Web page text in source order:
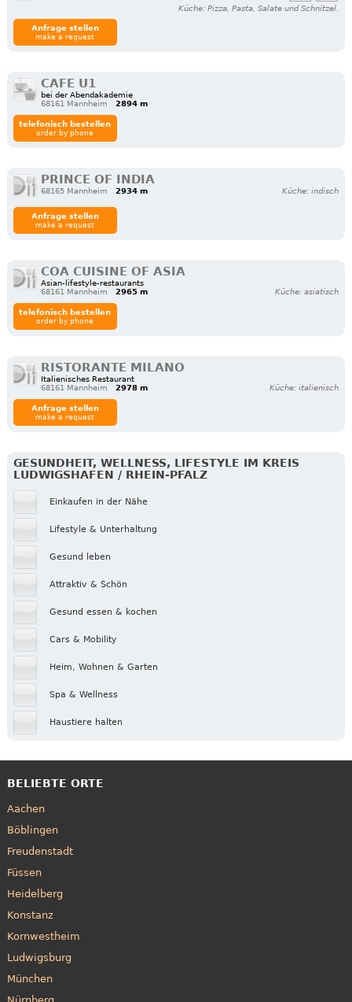
Küche: Pizza, Pasta, Salate und Schnitzel.
Anfrage stellen
make a request
CAFE U1
bei der Abendakademie
68161 Mannheim
2894 m
telefonisch bestellen
order by phone
PRINCE OF INDIA
68165 Mannheim 2934 m Küche: indisch
Anfrage stellen
make a request
COA CUISINE OF ASIA
Asian-lifestyle-restaurants
68161 Mannheim
2965 m Küche: asiatisch
telefonisch bestellen
order by phone
RISTORANTE MILANO
Italienisches Restaurant
68161 Mannheim
2978 m Küche: italienisch
Anfrage stellen
make a request
GESUNDHEIT, WELLNESS, LIFESTYLE IM KREIS
LUDWIGSHAFEN / RHEIN-PFALZ
Einkaufen in der Nähe
Lifestyle & Unterhaltung
Gesund leben
Attraktiv & Schön
Gesund essen & kochen
Cars & Mobility
Heim, Wohnen & Garten
Spa & Wellness
Haustiere halten
BELIEBTE ORTE
Aachen
Böblingen
Freudenstadt
Füssen
Heidelberg
Konstanz
Kornwestheim
Ludwigsburg
München